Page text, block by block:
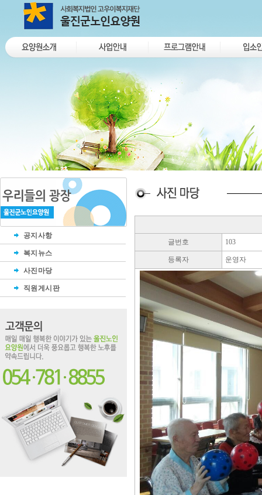
공지사항
복지뉴스
사진마당
직원게시판
글번호 103
등록자 운영자